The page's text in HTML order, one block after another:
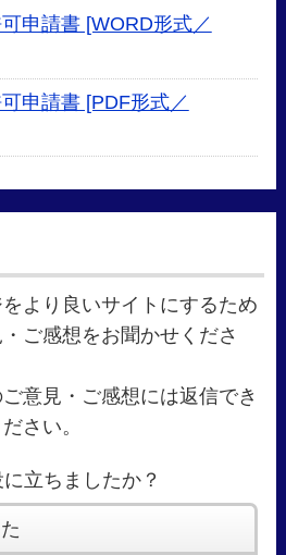
申請書 [WORD形式／
申請書 [PDF形式／
より良いサイトにするため
ご感想をお聞かせくださ
意見・ご感想には返信でき
さい。
立ちましたか？